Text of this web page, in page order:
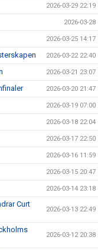
2026-03-29 22:19
2026-03-28
2026-03-25 14:17
2026-03-22 22:40
2026-03-21 23:07
2026-03-20 21:47
2026-03-19 07:00
2026-03-18 22:04
2026-03-17 22:50
2026-03-16 11:59
2026-03-15 20:47
2026-03-14 23:18
Curt
2026-03-13 22:49
2026-03-12 20:38